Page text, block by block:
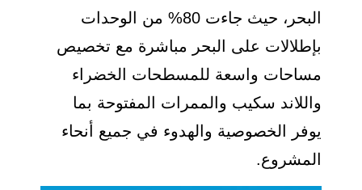
البحر، حيث جاءت 80% من الوحدات
بإطلالات على البحر مباشرة مع تخصيص
مساحات واسعة للمسطحات الخضراء
واللاند سكيب والممرات المفتوحة بما
يوفر الخصوصية والهدوء في جميع أنحاء
المشروع.